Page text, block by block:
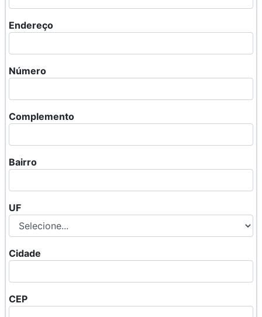
Endereço
Número
Complemento
Bairro
UF
Cidade
CEP